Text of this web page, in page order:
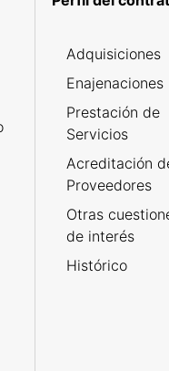
Adquisiciones
Enajenaciones
Prestación de
Servicios
Acreditación
Proveedores
Otras
de interés
Histórico